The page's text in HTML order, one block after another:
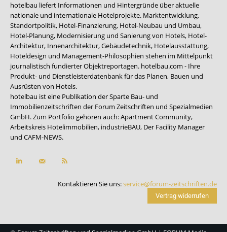
hotelbau liefert Informationen und Hintergründe über aktuelle
nationale und internationale Hotelprojekte. Marktentwicklung,
Standortpolitik, Hotel-Finanzierung, Hotel-Neubau und Umbau,
Hotel-Planung, Modernisierung und Sanierung von Hotels, Hotel-
Architektur, Innenarchitektur, Gebäudetechnik, Hotelausstattung,
Hoteldesign und Management-Philosophien stehen im Mittelpunkt
journalistisch fundierter Objektreportagen. hotelbau.com - Ihre
Produkt- und Dienstleisterdatenbank für das Planen, Bauen und
Ausrüsten von Hotels.
hotelbau ist eine Publikation der Sparte Bau- und
Immobilienzeitschriften der Forum Zeitschriften und Spezialmedien
GmbH. Zum Portfolio gehören auch:Apartment Community,
Arbeitskreis Hotelimmobilien, industrieBAU, Der Facility Manager
und CAFM-NEWS.
Kontaktieren Sie uns:service@forum-zeitschriften.de
Vertrag widerrufen